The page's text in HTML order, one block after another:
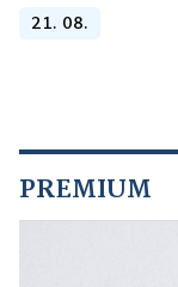
21. 08.
PREMIUM